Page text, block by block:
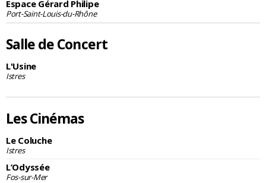
Espace Gérard Philipe
Port-Saint-Louis-du-Rhône
Salle de Concert
L'Usine
Istres
Les Cinémas
Le Coluche
Istres
L’Odyssée
Fos-sur-Mer